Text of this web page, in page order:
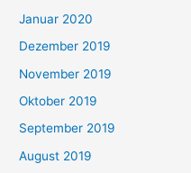
Januar 2020
Dezember 2019
November 2019
Oktober 2019
September 2019
August 2019